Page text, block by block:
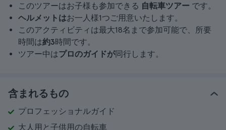
このツアーはお子様も参加できる 自転車ツアー です。
ヘルメットはお一人様1つご用意いたします。
このアクティビティは最大18名まで参加可能で、所要
時間は約3時間です。
ツアー中はプロのガイドが同行します。
含まれるもの
プロフェッショナルガイド
大人用と子供用の自転車